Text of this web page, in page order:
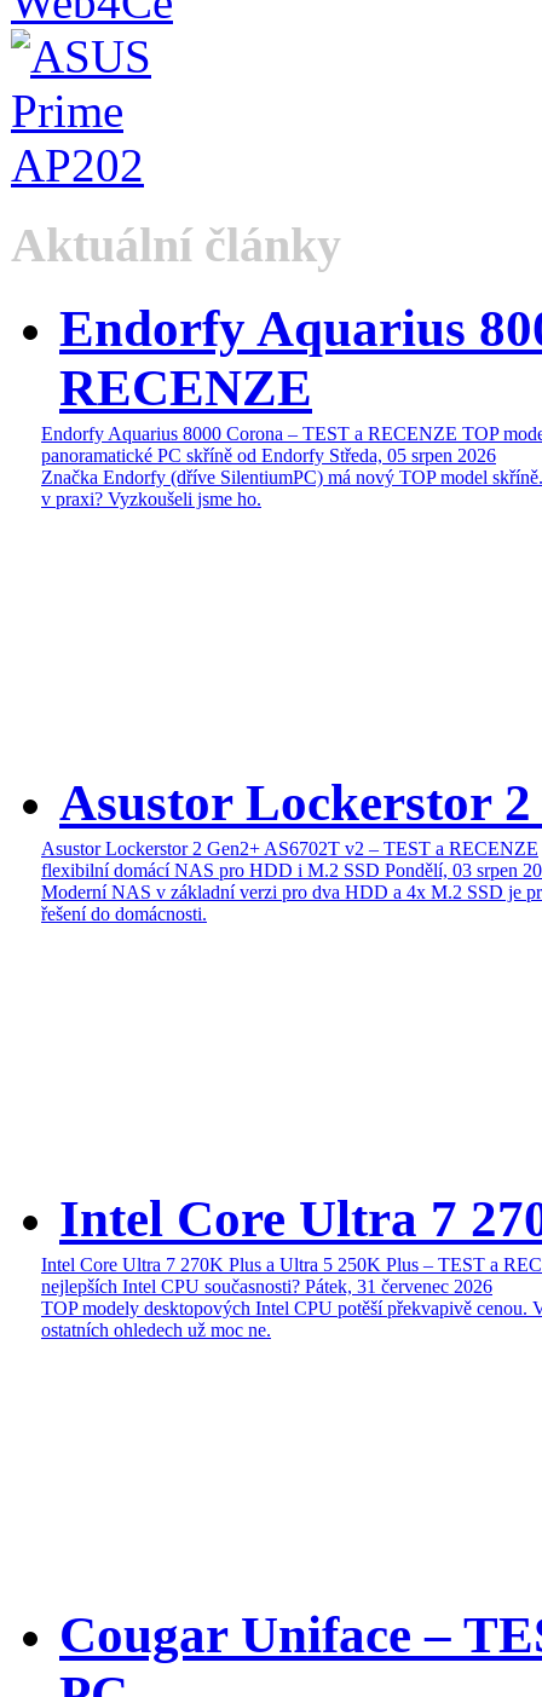
Aktuální články
Endorfy Aquarius
RECENZE
Endorfy Aquarius 8000 Corona – TEST a RECENZE TOP
panoramatické PC skříně od Endorfy Středa, 05 srpen 2026
Značka Endorfy (dříve SilentiumPC) má nový TOP model
v praxi? Vyzkoušeli jsme ho.
Asustor Lockerstor
Asustor Lockerstor 2 Gen2+ AS6702T v2 – TEST a RECENZE
flexibilní domácí NAS pro HDD i M.2 SSD Pondělí, 03 srpen
Moderní NAS v základní verzi pro dva HDD a 4x M.2 SSD je
řešení do domácnosti.
Intel Core Ultra 7
Intel Core Ultra 7 270K Plus a Ultra 5 250K Plus – TEST a
nejlepších Intel CPU současnosti? Pátek, 31 červenec 2026
TOP modely desktopových Intel CPU potěší překvapivě cenou.
ostatních ohledech už moc ne.
Cougar Uniface –